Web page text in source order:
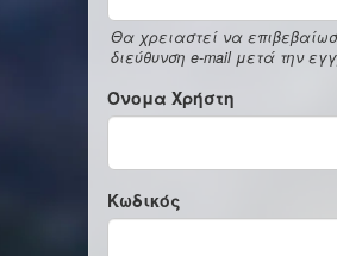
Θα χρειαστεί να
διεύθυνση e-mail μετά την
Όνομα Χρήστη
Κωδικός